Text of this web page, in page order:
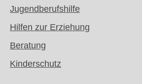
Jugendberufshilfe
Hilfen zur Erziehung
Beratung
Kinderschutz